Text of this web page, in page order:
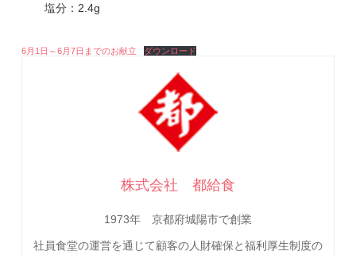
塩分：2.4g
6月1日～6月7日までのお献立 ダウンロード
株式会社 都給食
1973年 京都府城陽市で創業
社員食堂の運営を通じて顧客の人財確保と福利厚生制度の